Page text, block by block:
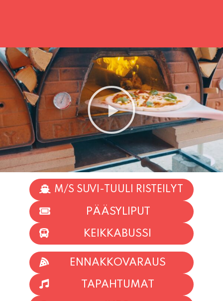
M/S SUVI-TUULI RISTEILYT
PÄÄSYLIPUT
KEIKKABUSSI
TAPAHTUMAT
INFO